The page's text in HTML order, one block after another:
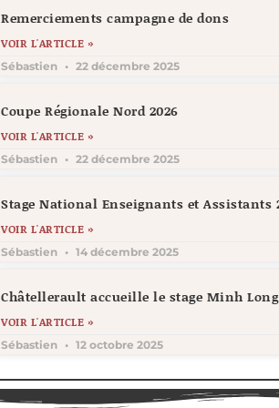
Remerciements campagne de dons
VOIR L'ARTICLE »
Sébastien 22 décembre 2025
Coupe Régionale Nord 2026
VOIR L'ARTICLE »
Sébastien 22 décembre 2025
Stage National Enseignants et Assistants
VOIR L'ARTICLE »
Sébastien 14 décembre 2025
Châtellerault accueille le stage Minh
VOIR L'ARTICLE »
Sébastien 12 octobre 2025